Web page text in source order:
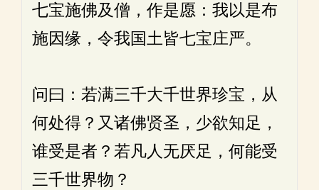
七宝施佛及僧，作是愿：我以是布
施因缘，令我国土皆七宝庄严。
问曰：若满三千大千世界珍宝，从
何处得？又诸佛贤圣，少欲知足，
谁受是者？若凡人无厌足，何能受
三千世界物？